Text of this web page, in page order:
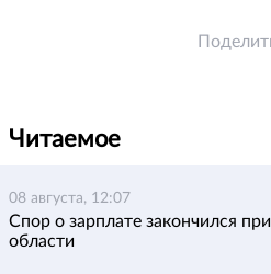
Читаемое
08 августа, 12:07
Спор о зарплате закончился
области